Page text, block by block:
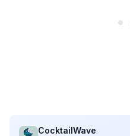
CocktailWave